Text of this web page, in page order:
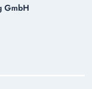
GmbH